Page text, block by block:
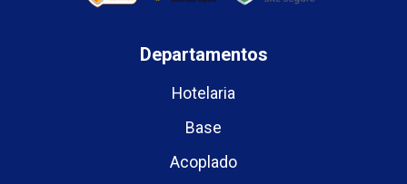
Departamentos
Hotelaria
Base
Acoplado